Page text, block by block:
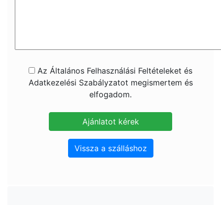
Az Általános Felhasználási Feltételeket és
Adatkezelési Szabályzatot megismertem és
elfogadom.
Vissza a szálláshoz